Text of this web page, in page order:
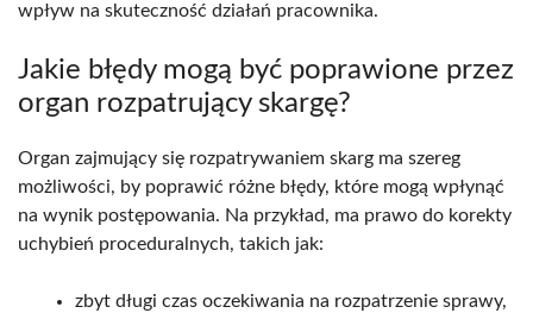
wpływ na skuteczność działań pracownika.
Jakie błędy mogą być poprawione przez
organ rozpatrujący skargę?
Organ zajmujący się rozpatrywaniem skarg ma szereg
możliwości, by poprawić różne błędy, które mogą wpłynąć
na wynik postępowania. Na przykład, ma prawo do korekty
uchybień proceduralnych, takich jak:
zbyt długi czas oczekiwania na rozpatrzenie sprawy,